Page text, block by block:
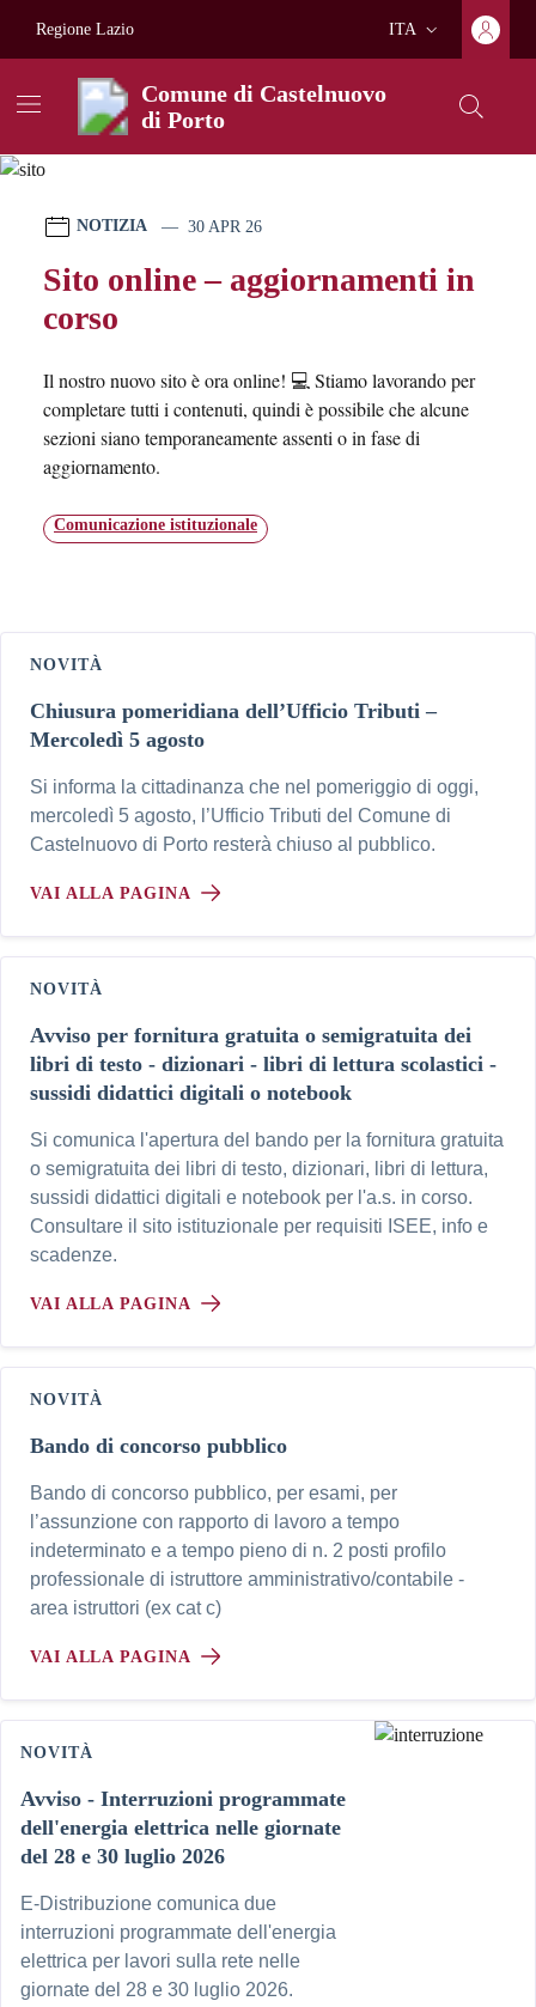
Regione Lazio
Lingua attiva:
ITA
Comune di Castelnuovo
di Porto
Comune di Castelnuovo di
Contenuti in evidenza
Novità in evidenza
NOTIZIA 30 APR 26
Sito online – aggiornamenti in
corso
Il nostro nuovo sito è ora online! 💻 Stiamo lavorando per
completare tutti i contenuti, quindi è possibile che alcune
sezioni siano temporaneamente assenti o in fase di
aggiornamento.
Comunicazione istituzionale
NOVITÀ
Chiusura pomeridiana dell’Ufficio Tributi –
Mercoledì 5 agosto
Si informa la cittadinanza che nel pomeriggio di oggi,
mercoledì 5 agosto, l’Ufficio Tributi del Comune di
Castelnuovo di Porto resterà chiuso al pubblico.
VAI ALLA PAGINA
NOVITÀ
Avviso per fornitura gratuita o semigratuita dei
libri di testo - dizionari - libri di lettura scolastici -
sussidi didattici digitali o notebook
Si comunica l'apertura del bando per la fornitura gratuita
o semigratuita dei libri di testo, dizionari, libri di lettura,
sussidi didattici digitali e notebook per l'a.s. in corso.
Consultare il sito istituzionale per requisiti ISEE, info e
scadenze.
VAI ALLA PAGINA
NOVITÀ
Bando di concorso pubblico
Bando di concorso pubblico, per esami, per
l’assunzione con rapporto di lavoro a tempo
indeterminato e a tempo pieno di n. 2 posti profilo
professionale di istruttore amministrativo/contabile -
area istruttori (ex cat c)
VAI ALLA PAGINA
NOVITÀ
Avviso - Interruzioni programmate
dell'energia elettrica nelle giornate
del 28 e 30 luglio 2026
E-Distribuzione comunica due
interruzioni programmate dell'energia
elettrica per lavori sulla rete nelle
giornate del 28 e 30 luglio 2026.